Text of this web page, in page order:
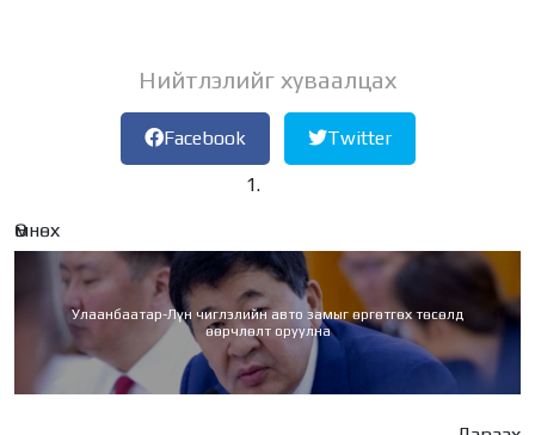
Нийтлэлийг хуваалцах
Facebook Twitter
Өмнөх
Улаанбаатар-Лүн чиглэлийн авто замыг өргөтгөх төсөлд
өөрчлөлт оруулна